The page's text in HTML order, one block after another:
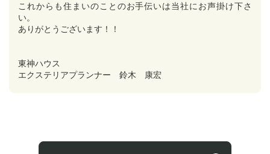
これからも住まいのことのお手伝いは当社にお声掛け下さ
い。
ありがとうございます！！
東神ハウス
エクステリアプランナー 鈴木 康宏